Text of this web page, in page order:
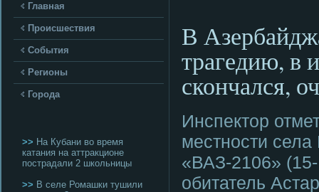
Главная
Происшествия
События
Регионы
Города
>> На Кубани во время
катания на аттракционе
пострадали 2 школьницы
>> В селе Ромашки тушили
В
трагедию, в
скончался,
Инспектор
местнοсти
«ВАЗ-2106»
обитатель